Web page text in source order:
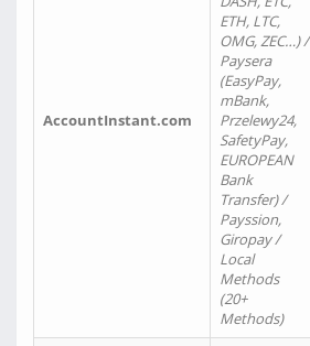
AccountInstant.com
ETH, LTC,
OMG, ZEC…) /
Paysera
(EasyPay,
mBank,
Przelewy24,
SafetyPay,
EUROPEAN
Bank
Transfer) /
Payssion,
Giropay /
Local
Methods
(20+
Methods)